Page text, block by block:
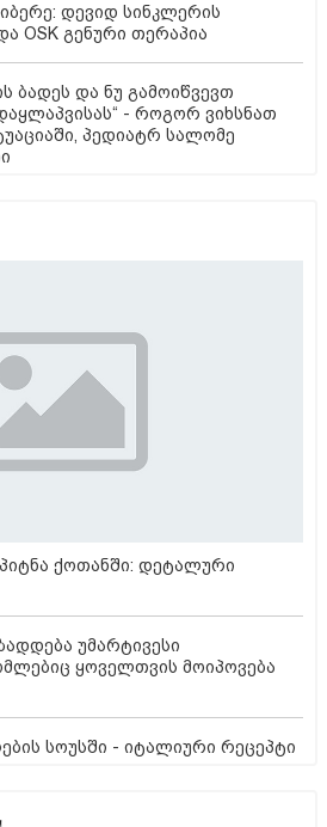
დევიდ სინკლერის
OSK გენური თერაპია
ბადეს და ნუ გამოიწვევთ
- როგორ ვიხსნათ
პედიატრ სალომე
ქოთანში: დეტალური
უმარტივესი
ყოველთვის მოიპოვება
სოუსში - იტალიური რეცეპტი